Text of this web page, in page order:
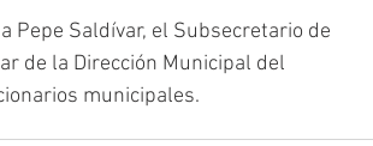
Pepe Saldívar, el Subsecretario de
de la Dirección Municipal del
municipales.